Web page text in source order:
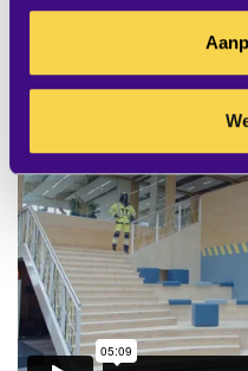
mentaliteit. De
van een multi-
flexibel karakter.